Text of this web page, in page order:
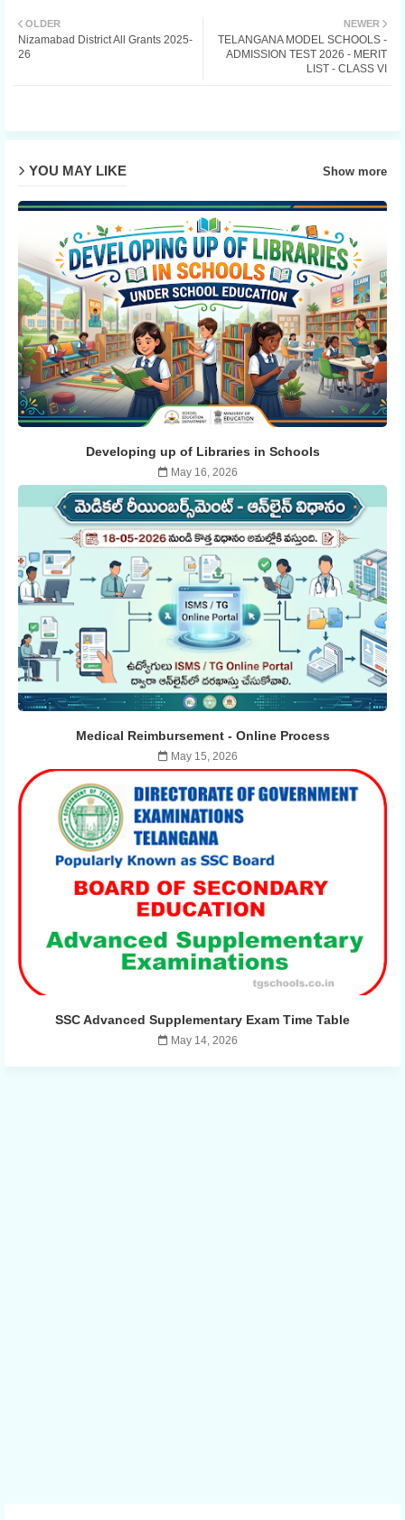
ter
NEWER
TELANGANA MODEL SCHOOLS -
ADMISSION TEST 2026 - MERIT
LIST - CLASS VI
OLDER
Nizamabad District All Grants 2025-
26
YOU MAY LIKE Show more
Developing up of Libraries in Schools
May 16, 2026
Medical Reimbursement - ​​Online Process
May 15, 2026
SSC Advanced Supplementary Exam Time Table
May 14, 2026